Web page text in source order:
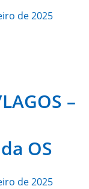
de 2025
–
OS
de 2025